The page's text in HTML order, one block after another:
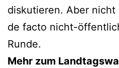
diskutieren. Aber
de facto nicht-
Runde.
Mehr zum